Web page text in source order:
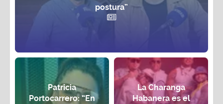
postura”
Patricia
Portocarrero: “En
La Charanga
Habanera es el